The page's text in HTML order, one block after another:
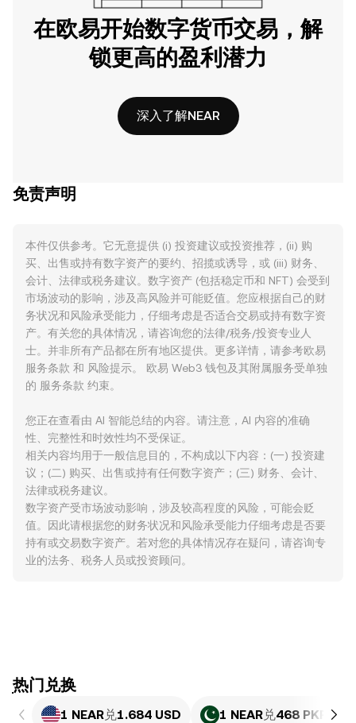
在欧易开始数字货币交易，解
锁更高的盈利潜力
深入了解NEAR
免责声明
本件仅供参考。它无意提供 (i) 投资建议或投资推荐，(ii) 购
买、出售或持有数字资产的要约、招揽或诱导，或 (iii) 财务、
会计、法律或税务建议。数字资产 (包括稳定币和 NFT) 会受到
市场波动的影响，涉及高风险并可能贬值。您应根据自己的财
务状况和风险承受能力，仔细考虑是否适合交易或持有数字资
产。有关您的具体情况，请咨询您的法律/税务/投资专业人
士。并非所有产品都在所有地区提供。更多详情，请参考欧易
服务条款 和 风险提示。 欧易 Web3 钱包及其附属服务受单独
的 服务条款 约束。
您正在查看由 AI 智能总结的内容。请注意，AI 内容的准确
性、完整性和时效性均不受保证。
相关内容均用于一般信息目的，不构成以下内容：(一) 投资建
议；(二) 购买、出售或持有任何数字资产；(三) 财务、会计、
法律或税务建议。
数字资产受市场波动影响，涉及较高程度的风险，可能会贬
值。因此请根据您的财务状况和风险承受能力仔细考虑是否要
持有或交易数字资产。若对您的具体情况存在疑问，请咨询专
业的法务、税务人员或投资顾问。
ִִִִִִִִִִִִִִִִִִִִִִִִִִִִִִִִִִִִִִִִִִִִִִִִ热门兑换
1 NEAR兑1.684 USD 1 NEAR兑468 PKR